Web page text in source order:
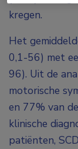
kregen.
Het
0,1-56) met
96). Uit de
motorische
en 77% van
klinische
patiënten,